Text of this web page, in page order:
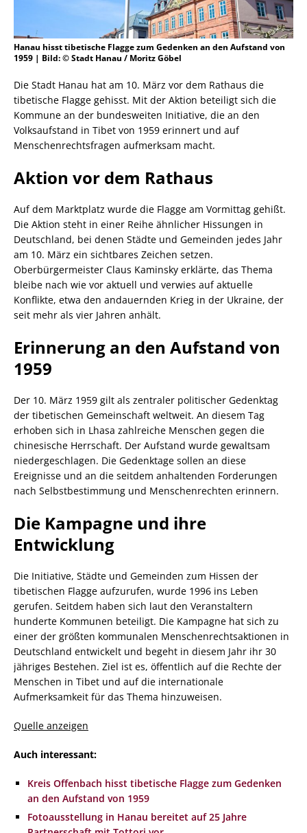
Hanau hisst tibetische Flagge zum Gedenken an den Aufstand von
1959 | Bild: © Stadt Hanau / Moritz Göbel
Die Stadt Hanau hat am 10. März vor dem Rathaus die
tibetische Flagge gehisst. Mit der Aktion beteiligt sich die
Kommune an der bundesweiten Initiative, die an den
Volksaufstand in Tibet von 1959 erinnert und auf
Menschenrechtsfragen aufmerksam macht.
Aktion vor dem Rathaus
Auf dem Marktplatz wurde die Flagge am Vormittag gehißt.
Die Aktion steht in einer Reihe ähnlicher Hissungen in
Deutschland, bei denen Städte und Gemeinden jedes Jahr
am 10. März ein sichtbares Zeichen setzen.
Oberbürgermeister Claus Kaminsky erklärte, das Thema
bleibe nach wie vor aktuell und verwies auf aktuelle
Konflikte, etwa den andauernden Krieg in der Ukraine, der
seit mehr als vier Jahren anhält.
Erinnerung an den Aufstand von
1959
Der 10. März 1959 gilt als zentraler politischer Gedenktag
der tibetischen Gemeinschaft weltweit. An diesem Tag
erhoben sich in Lhasa zahlreiche Menschen gegen die
chinesische Herrschaft. Der Aufstand wurde gewaltsam
niedergeschlagen. Die Gedenktage sollen an diese
Ereignisse und an die seitdem anhaltenden Forderungen
nach Selbstbestimmung und Menschenrechten erinnern.
Die Kampagne und ihre
Entwicklung
Die Initiative, Städte und Gemeinden zum Hissen der
tibetischen Flagge aufzurufen, wurde 1996 ins Leben
gerufen. Seitdem haben sich laut den Veranstaltern
hunderte Kommunen beteiligt. Die Kampagne hat sich zu
einer der größten kommunalen Menschenrechtsaktionen in
Deutschland entwickelt und begeht in diesem Jahr ihr 30
jähriges Bestehen. Ziel ist es, öffentlich auf die Rechte der
Menschen in Tibet und auf die internationale
Aufmerksamkeit für das Thema hinzuweisen.
Quelle anzeigen
Auch interessant:
Kreis Offenbach hisst tibetische Flagge zum Gedenken
an den Aufstand von 1959
Fotoausstellung in Hanau bereitet auf 25 Jahre